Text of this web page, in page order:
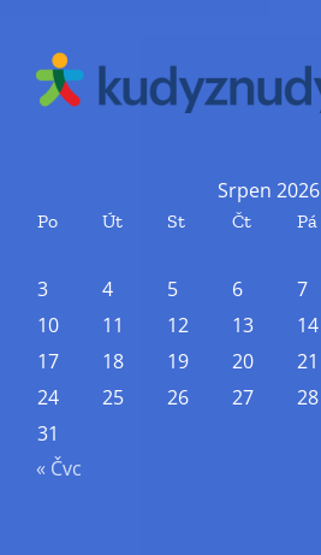
Srpen 2026
Po Út St Čt Pá
3
4 5 6 7
10
11 12 13 14
17
18 19 20 21
24
25 26 27 28
31
« Čvc